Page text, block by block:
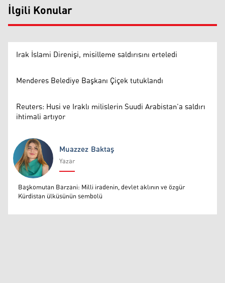
İlgili Konular
Irak İslami Direnişi, misilleme saldırısını erteledi
Menderes Belediye Başkanı Çiçek tutuklandı
Reuters: Husi ve Iraklı milislerin Suudi Arabistan’a saldırı
ihtimali artıyor
Muazzez Baktaş
Muazzez Baktaş
Yazar
Başkomutan Barzani: Milli iradenin, devlet aklının ve özgür
Kürdistan ülküsünün sembolü